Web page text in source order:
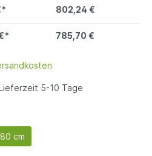
802,24 €
785,70 €
5-10 Tage
cm